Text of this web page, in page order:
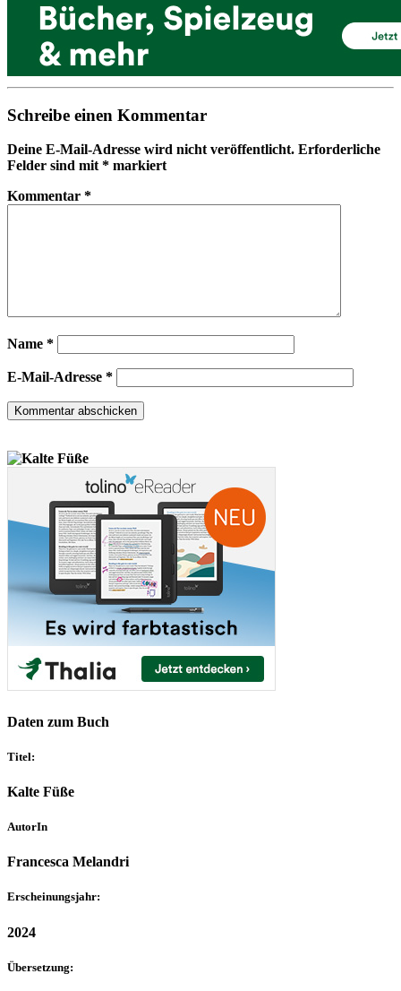
Schreibe einen Kommentar
Deine E-Mail-Adresse wird nicht veröffentlicht. Erforderliche
Felder sind mit * markiert
Kommentar *
Name *
E-Mail-Adresse *
Daten zum Buch
Titel:
Kalte Füße
AutorIn
Francesca Melandri
Erscheinungsjahr:
2024
Übersetzung: